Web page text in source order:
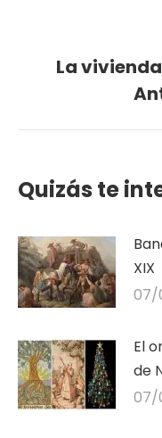
La
Quizás te
XIX
07/
El
de
07/